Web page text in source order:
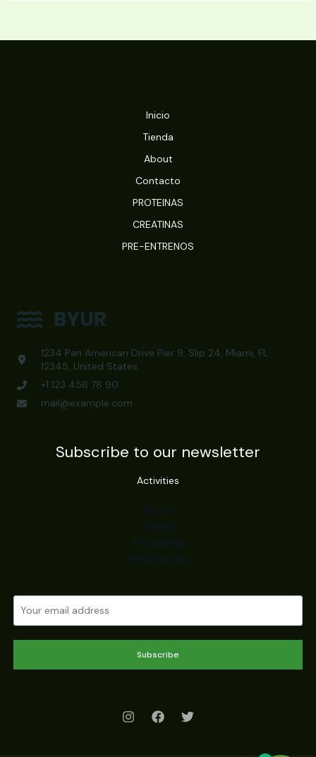
Inicio
Tienda
About
Contacto
PROTEINAS
CREATINAS
PRE-ENTRENOS
1234 Pan American Drive Pier 9, Slip 24, Miami, FL
12345, United States.
+1 123 456 78 90
mail@example.com
Subscribe to our newsletter
Activities
Jet Ski
Surfing
Parasailing
Wind Surfing
Subscribe